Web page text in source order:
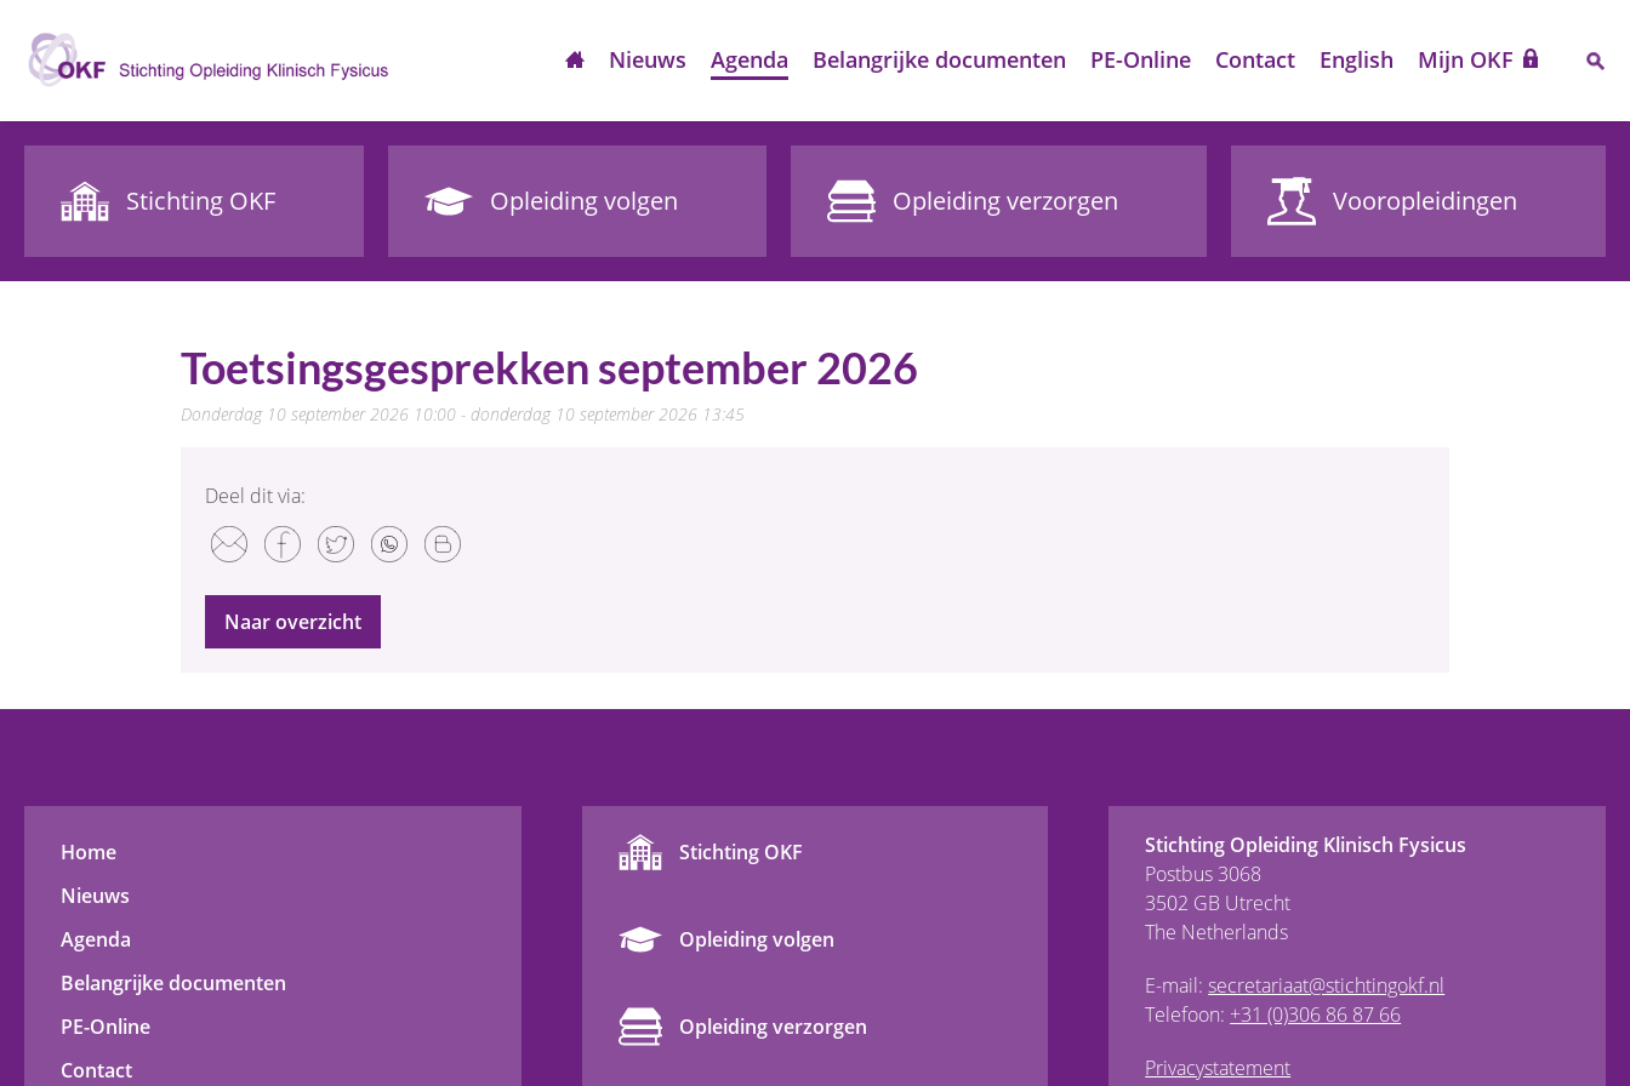
Nieuws Agenda Belangrijke documenten PE-Online Contact English Mijn OKF
Stichting OKF Opleiding volgen Opleiding verzorgen Vooropleidingen
Toetsingsgesprekken september 2026
donderdag 10 september 2026 10:00 - donderdag 10 september 2026 13:45
Deel dit via:
Naar overzicht
Home
Nieuws
Agenda
Belangrijke documenten
PE-Online
Contact
Stichting OKF
Opleiding volgen
Opleiding verzorgen
Stichting Opleiding Klinisch Fysicus
Postbus 3068
3502 GB Utrecht
The Netherlands
E-mail:secretariaat@stichtingokf.nl
Telefoon: +31 (0)306 86 87 66
Privacystatement